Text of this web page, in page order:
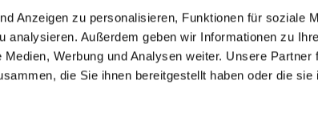
Anzeigen zu personalisieren, Funktionen für soziale
analysieren. Außerdem geben wir Informationen zu
Werbung und Analysen weiter. Unsere Partner
die Sie ihnen bereitgestellt haben oder die